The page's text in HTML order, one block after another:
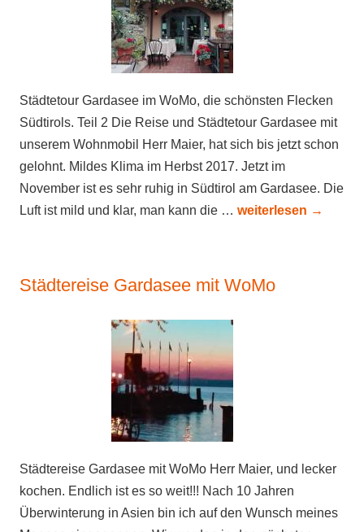
Städtetour Gardasee im WoMo, die schönsten Flecken
Südtirols. Teil 2 Die Reise und Städtetour Gardasee mit
unserem Wohnmobil Herr Maier, hat sich bis jetzt schon
gelohnt. Mildes Klima im Herbst 2017. Jetzt im
November ist es sehr ruhig in Südtirol am Gardasee. Die
Luft ist mild und klar, man kann die … weiterlesen →
Städtereise Gardasee mit WoMo
Städtereise Gardasee mit WoMo Herr Maier, und lecker
kochen. Endlich ist es so weit!!! Nach 10 Jahren
Überwinterung in Asien bin ich auf den Wunsch meines